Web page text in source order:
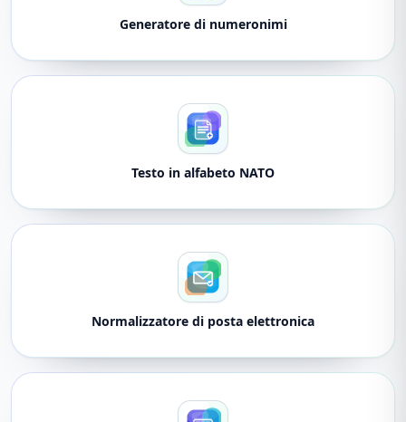
Generatore di numeronimi
Testo in alfabeto NATO
Normalizzatore di posta elettronica